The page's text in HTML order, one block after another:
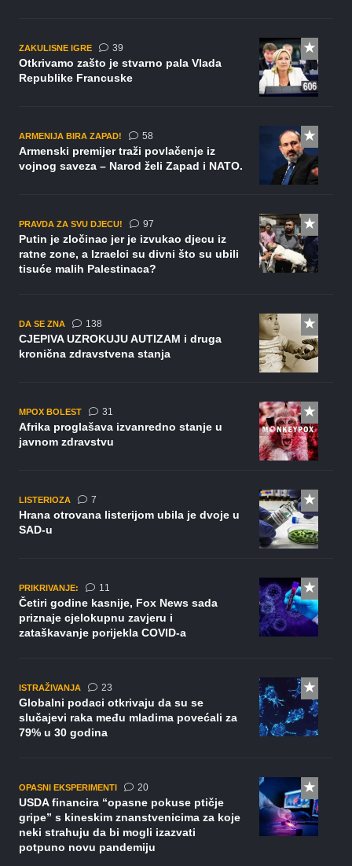
ZAKULISNE IGRE 39komentara
Otkrivamo zašto je stvarno pala Vlada
Republike Francuske
ARMENIJA BIRA ZAPAD! 58komentara
Armenski premijer traži povlačenje iz
vojnog saveza – Narod želi Zapad i NATO.
PRAVDA ZA SVU DJECU! 97komentara
Putin je zločinac jer je izvukao djecu iz
ratne zone, a Izraelci su divni što su ubili
tisuće malih Palestinaca?
DA SE ZNA 138komentara
CJEPIVA UZROKUJU AUTIZAM i druga
kronična zdravstvena stanja
MPOX BOLEST 31
Afrika proglašava izvanredno stanje u
javnom zdravstvu
LISTERIOZA 7komentara
Hrana otrovana listerijom ubila je dvoje u
SAD-u
PRIKRIVANJE: 11
Četiri godine kasnije, Fox News sada
priznaje cjelokupnu zavjeru i
zataškavanje porijekla COVID-a
ISTRAŽIVANJA 23komentara
Globalni podaci otkrivaju da su se
slučajevi raka među mladima povećali za
79% u 30 godina
OPASNI EKSPERIMENTI 20komentara
USDA financira “opasne pokuse ptičje
gripe” s kineskim znanstvenicima za koje
neki strahuju da bi mogli izazvati
potpuno novu pandemiju